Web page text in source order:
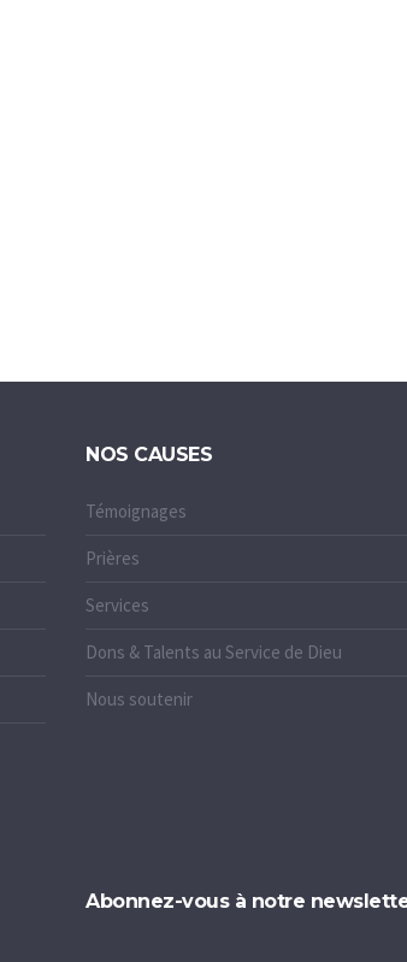
NOS CAUSES
Témoignages
Prières
Services
Dons & Talents au Service de Dieu
Nous soutenir
Abonnez-vous à notre